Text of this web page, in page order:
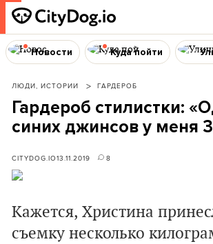
Новости Куда пойти
ЛЮДИ, ИСТОРИИ ГАРДЕРОБ
Гардероб стилистки:
синих джинсов у меня
CITYDOG.IO13.11.2019 8
Кажется, Христина
съемку несколько